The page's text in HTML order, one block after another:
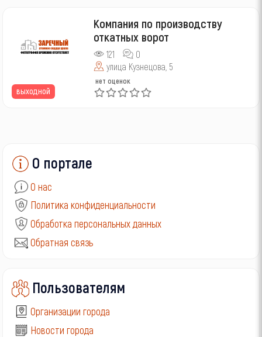
выходной
Компания по производству
откатных ворот
121
0
улица Кузнецова, 5
нет оценок
О портале
О нас
Политика конфиденциальности
Обработка персональных данных
Обратная связь
Пользователям
Организации города
Новости города